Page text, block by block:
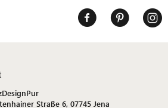
Straße 6, 07745 Jena